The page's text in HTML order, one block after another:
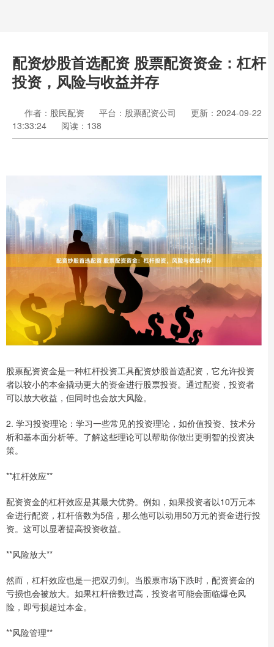
配资炒股首选配资 股票配资资金：杠杆
投资，风险与收益并存
作者：股民配资 平台：股票配资公司
更新：2024-09-22
13:33:24
阅读：138
股票配资资金是一种杠杆投资工具配资炒股首选配资，它允许投资
者以较小的本金撬动更大的资金进行股票投资。通过配资，投资者
可以放大收益，但同时也会放大风险。
2. 学习投资理论：学习一些常见的投资理论，如价值投资、技术分
析和基本面分析等。了解这些理论可以帮助你做出更明智的投资决
策。
**杠杆效应**
配资资金的杠杆效应是其最大优势。例如，如果投资者以10万元本
金进行配资，杠杆倍数为5倍，那么他可以动用50万元的资金进行投
资。这可以显著提高投资收益。
**风险放大**
然而，杠杆效应也是一把双刃剑。当股票市场下跌时，配资资金的
亏损也会被放大。如果杠杆倍数过高，投资者可能会面临爆仓风
险，即亏损超过本金。
**风险管理**